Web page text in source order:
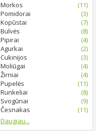
Morkos
(11)
Pomidorai
(3)
Kopūstai
(7)
Bulvės
(8)
Pipirai
(4)
Agurkai
(2)
Cukinijos
(3)
Moliūgai
(4)
Žirniai
(4)
Pupelės
(11)
Runkeliai
(8)
Svogūnai
(9)
Česnakas
(11)
Daugiau...